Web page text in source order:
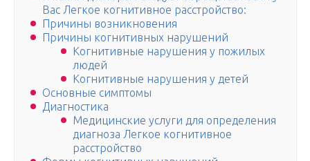
Вас Легкое когнитивное расстройство:
Причины возникновения
Причины когнитивных нарушений
Когнитивные нарушения у пожилых
людей
Когнитивные нарушения у детей
Основные симптомы
Диагностика
Медицинские услуги для определения
диагноза Легкое когнитивное
расстройство